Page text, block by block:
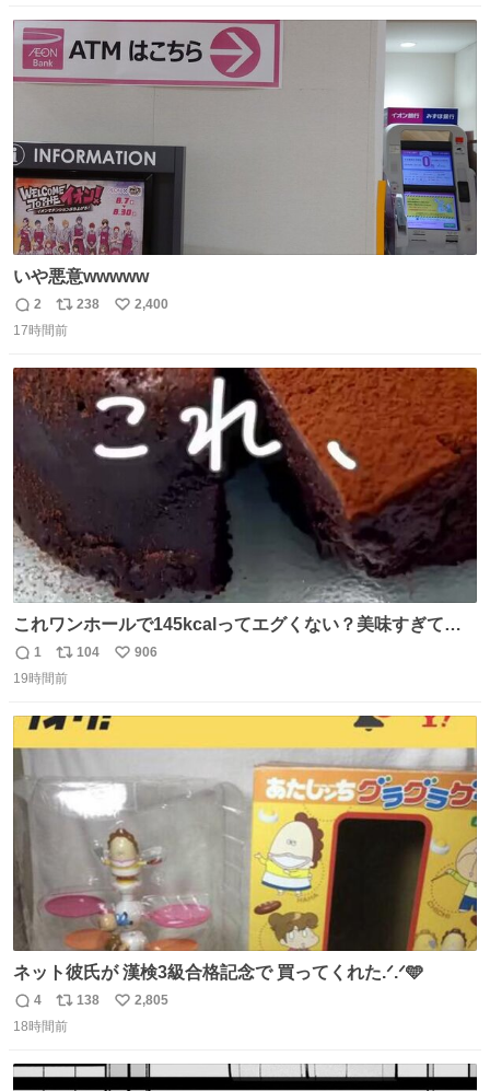
ト
数
いや悪意wwwww
返
信
2
リ
ポ
ト
数
238
い
数
2,400
17時間前
これワンホールで145kcalってエグくない？美味すぎて毎
日食べてるけど、次の日体重測ったら痩せてるの嬉しすぎ
る😭 レシピリプ⬇️
返
信
1
リ
ポ
ト
数
104
い
906
19時間前
ネット彼氏が 漢検3級合格記念で 買ってくれた.ᐟ.ᐟ🩵
返
信
4
リ
ポ
ト
138
い
数
2,805
18時間前